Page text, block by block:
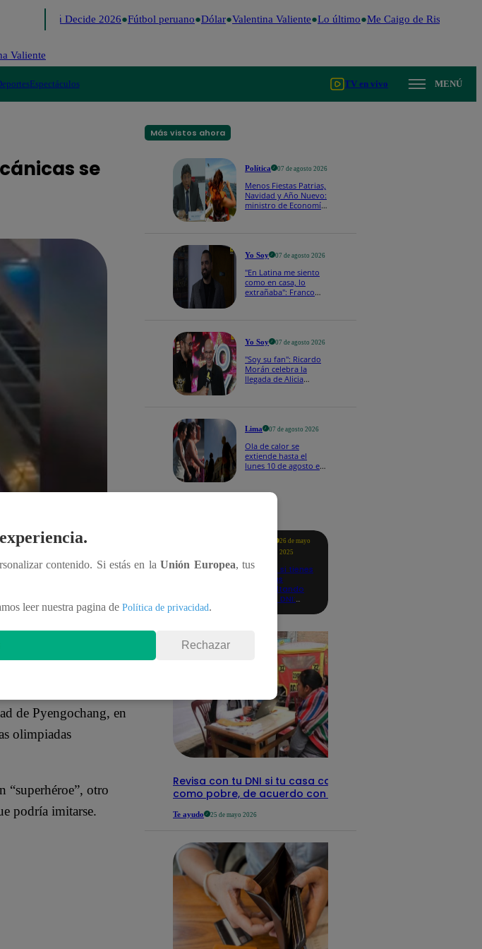
Perú Decide 2026 Fútbol peruano Dólar Valentina Valiente Lo último Me Caigo de Risa
Valiente
Espectáculos TV en vivo MENÚ
se
sobre todo en la
de subir las
de Pyengochang, en
olimpiadas
“superhéroe”, otro
podría imitarse.
Más vistos ahora
Política 07 de agosto 2026
Menos Fiestas Patrias,
Navidad y Año Nuevo:
ministro de Economía
Yo Soy 07 de agosto 2026
"En Latina me siento
como en casa, lo
extrañaba": Franco
Yo Soy 07 de agosto 2026
"Soy su fan": Ricardo
Morán celebra la
llegada de Alicia
Lima 07 de agosto 2026
Ola de calor se
extiende hasta el
lunes 10 de agosto en
26 de mayo
2025
Revisa si tienes
deudas
consultando
con tu DNI:
Revisa con tu DNI si tu casa califica
como pobre, de acuerdo con el Sisfoh
Te ayudo 25 de mayo 2026
contenido. Si estás en laUnión Europea, tus
leer nuestra pagina de Política de privacidad.
Rechazar